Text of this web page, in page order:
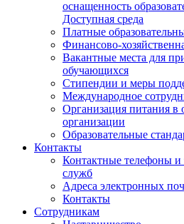
оснащенность
Доступная среда
Платные
Финансово-
Вакантные места для
обучающихся
Стипендии и меры
Международное
Организация питания в
организации
Образовательные
Контакты
Контактные телефоны
служб
Адреса электронных
Контакты
Сотрудникам